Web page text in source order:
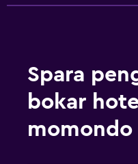
Spara
bokar
momondo